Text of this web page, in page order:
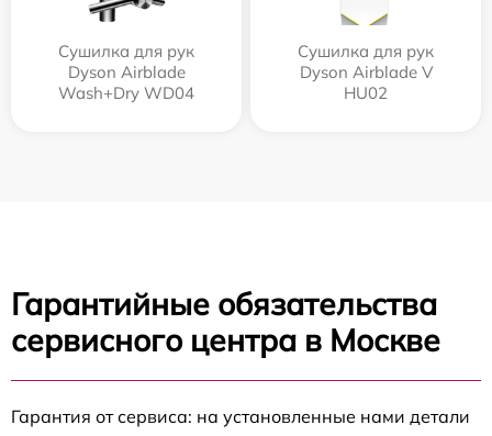
Сушилка для рук
Dyson Airblade
Wash+Dry WD04
Сушилка для рук
Dyson Airblade V
HU02
Гарантийные обязательства
сервисного центра в Москве
Гарантия от сервиса: на установленные нами детали